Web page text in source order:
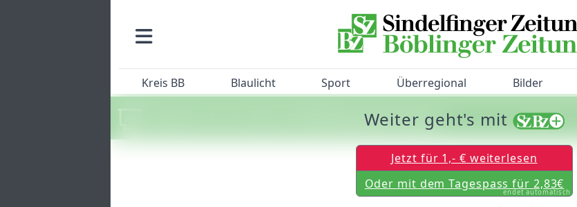
Kreis BB Blaulicht Sport Überregional Bilder
Machen Sie mit beim SZ/BZ-Bürgerbarometer!
Weiter geht's mit
Jetzt für 1,- € weiterlesen
Oder mit dem Tagespass für 2,83€
endet automatisch